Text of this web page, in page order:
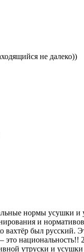
не далеко))
нормы
и
вахтёр был
национальность!!
утруски и